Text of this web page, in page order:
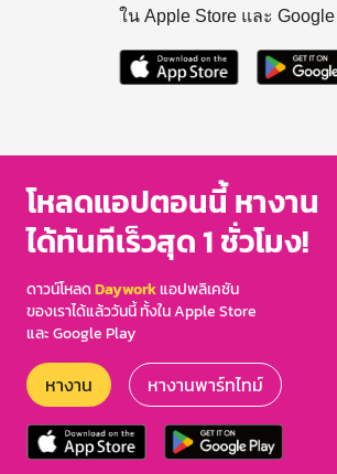
ใน Apple Store และ
โหลดแอปตอนนี้ หางาน
ได้ทันทีเร็วสุด 1 ชั่วโมง!
ดาวน์โหลดDayworkแอปพลิเคชัน
ของเราได้แล้ววันนี้ ทั้งใน Apple Store
และ Google Play
หางาน หางานพาร์ทไทม์